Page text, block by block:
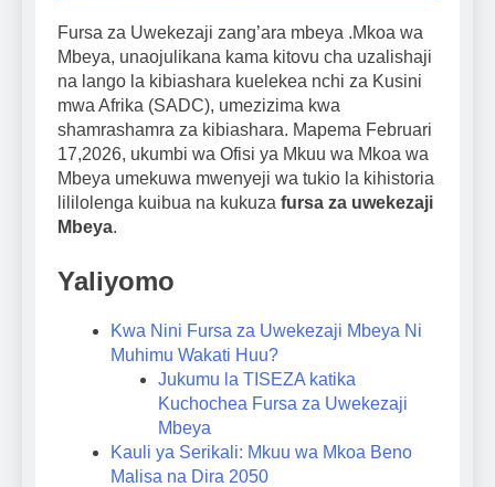
Fursa za Uwekezaji zang’ara mbeya .Mkoa wa
Mbeya, unaojulikana kama kitovu cha uzalishaji
na lango la kibiashara kuelekea nchi za Kusini
mwa Afrika (SADC), umezizima kwa
shamrashamra za kibiashara. Mapema Februari
17,2026, ukumbi wa Ofisi ya Mkuu wa Mkoa wa
Mbeya umekuwa mwenyeji wa tukio la kihistoria
lililolenga kuibua na kukuza fursa za uwekezaji
Mbeya.
Yaliyomo
Kwa Nini Fursa za Uwekezaji Mbeya Ni
Muhimu Wakati Huu?
Jukumu la TISEZA katika
Kuchochea Fursa za Uwekezaji
Mbeya
Kauli ya Serikali: Mkuu wa Mkoa Beno
Malisa na Dira 2050